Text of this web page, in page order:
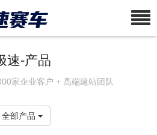
速-产品
家企业客户 + 高端建站团队
全部产品